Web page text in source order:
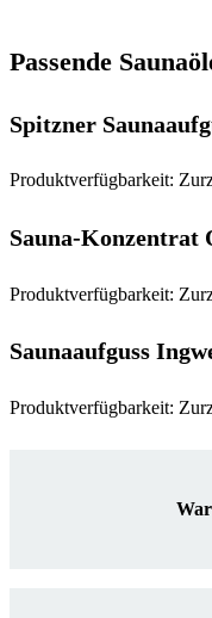
Passende
Spitzner
Produktverfügbarkeit:
Sauna-Konzentrat
Produktverfügbarkeit:
Saunaaufguss
Produktverfügbarkeit: